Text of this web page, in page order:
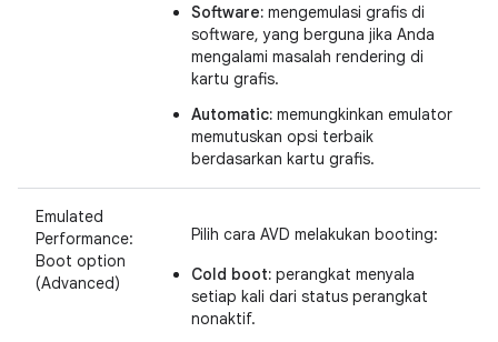
Software: mengemulasi grafis di
software, yang berguna jika Anda
mengalami masalah rendering di
kartu grafis.
Automatic: memungkinkan emulator
memutuskan opsi terbaik
berdasarkan kartu grafis.
Emulated
Performance:
Boot option
(Advanced)
Pilih cara AVD melakukan booting:
Cold boot: perangkat menyala
setiap kali dari status perangkat
nonaktif.